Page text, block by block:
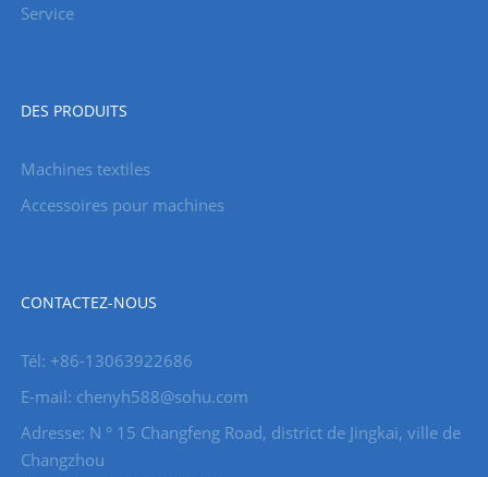
Service
DES PRODUITS
Machines textiles
Accessoires pour machines
CONTACTEZ-NOUS
Tél: +86-13063922686
E-mail: chenyh588@sohu.com
Adresse: N ° 15 Changfeng Road, district de Jingkai, ville de
Changzhou